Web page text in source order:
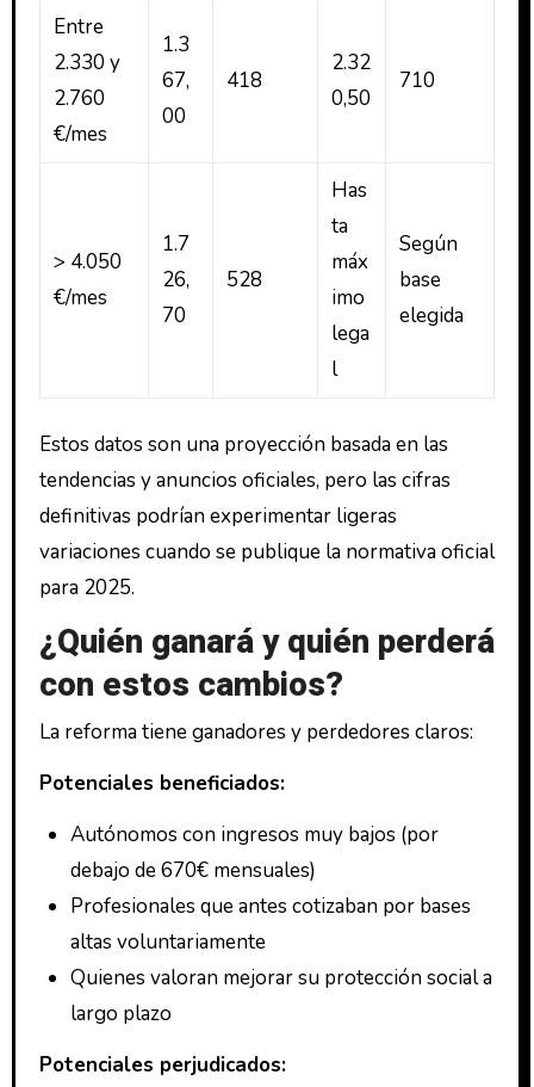
Entre
2.330 y
2.760
€/mes
1.3
67,
00
418
2.32
0,50
710
> 4.050
€/mes
1.7
26,
70
528
Has
ta
máx
imo
lega
l
Según
base
elegida
Estos datos son una proyección basada en las
tendencias y anuncios oficiales, pero las cifras
definitivas podrían experimentar ligeras
variaciones cuando se publique la normativa oficial
para 2025.
¿Quién ganará y quién perderá
con estos cambios?
La reforma tiene ganadores y perdedores claros:
Potenciales beneficiados:
Autónomos con ingresos muy bajos (por
debajo de 670€ mensuales)
Profesionales que antes cotizaban por bases
altas voluntariamente
Quienes valoran mejorar su protección social a
largo plazo
Potenciales perjudicados: